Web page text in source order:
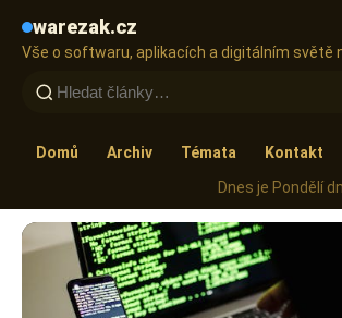
warezak.cz
Vše o softwaru, aplikacích a digitálním světě
Domů Archiv Témata
Kontakt
Dnes je Pondělí